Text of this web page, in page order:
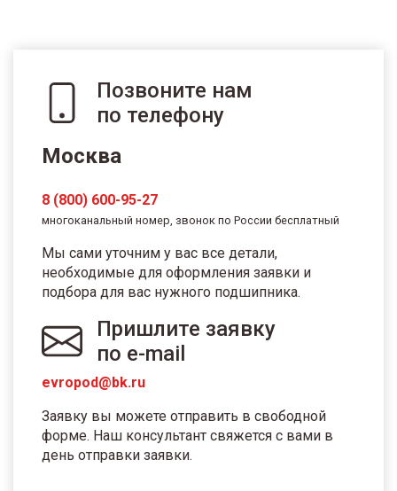
Позвоните нам
по телефону
Москва
8 (800) 600-95-27
многоканальный номер, звонок по России бесплатный
Мы сами уточним у вас все детали,
необходимые для оформления заявки и
подбора для вас нужного подшипника.
Пришлите заявку
по e-mail
evropod@bk.ru
Заявку вы можете отправить в свободной
форме. Наш консультант свяжется с вами в
день отправки заявки.